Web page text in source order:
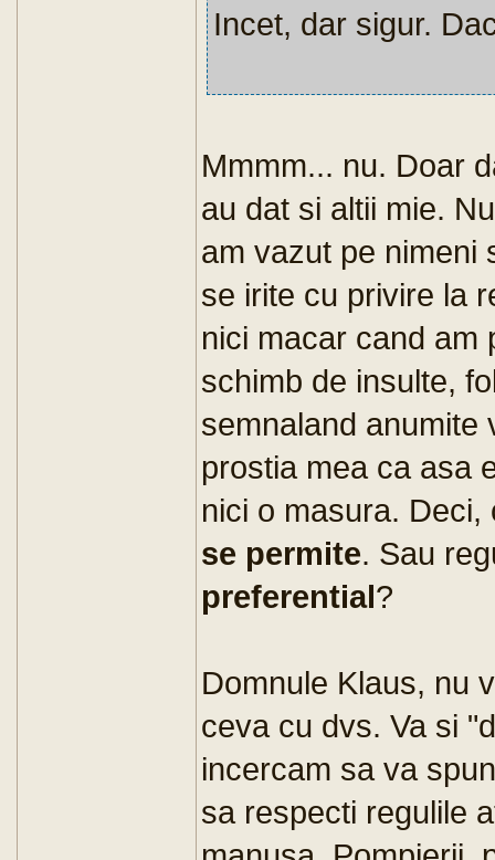
Incet, dar sigur.
Mmmm... nu. Doar
au dat si altii mie.
am vazut pe nimeni
se irite cu privire la
nici macar cand am
schimb de insulte,
semnaland anumite
prostia mea ca asa
nici o masura.
se permite. Sau
preferential?
Domnule Klaus, nu
ceva cu dvs. Va si
incercam sa va
sa respecti regulile